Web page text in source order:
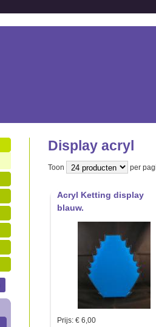
Display acryl
Toon per
Acryl Ketting display
blauw.
Prijs: € 6,00